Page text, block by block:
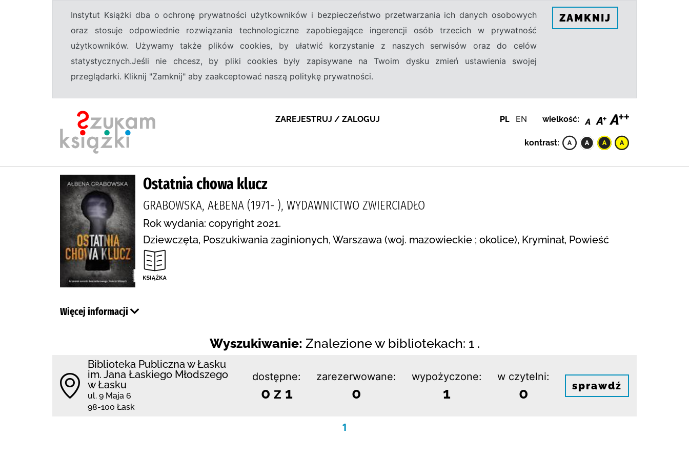
Instytut Książki dba o ochronę prywatności użytkowników i bezpieczeństwo przetwarzania ich danych osobowych
oraz stosuje odpowiednie rozwiązania technologiczne zapobiegające ingerencji osób trzecich w prywatność
użytkowników. Używamy także plików cookies, by ułatwić korzystanie z naszych serwisów oraz do celów
statystycznych.Jeśli nie chcesz, by pliki cookies były zapisywane na Twoim dysku zmień ustawienia swojej
przeglądarki. Kliknij "Zamknij" aby zaakceptować naszą politykę prywatności.
ZAMKNIJ
ZAREJESTRUJ / ZALOGUJ PL EN wielkość:
kontrast:
Ostatnia chowa klucz
GRABOWSKA, AŁBENA (1971- ), WYDAWNICTWO ZWIERCIADŁO
Rok wydania: copyright 2021.
Dziewczęta, Poszukiwania zaginionych, Warszawa (woj. mazowieckie ; okolice), Kryminał, Powieść
Więcej informacji
Wyszukiwanie: Znalezione w bibliotekach: 1 .
Biblioteka Publiczna w Łasku
im. Jana Łaskiego Młodszego
w Łasku
ul. 9 Maja 6
98-100 Łask
dostępne:
0 z 1
zarezerwowane:
0
wypożyczone:
1
w czytelni:
0 sprawdź
1